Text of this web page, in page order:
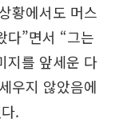
황에서도 머스
다”면서 “그는
지를 앞세운 다
우지 않았음에
.